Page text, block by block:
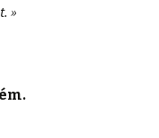
»